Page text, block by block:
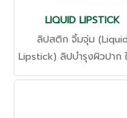
LIQUID LIPSTICK
ลิปสติก จิ้มจุ่ม (Liquid
Lipstick) ลิปบำรุงผิวปาก
ชมพู หอมกลิ่นผลไม้ ฟื้